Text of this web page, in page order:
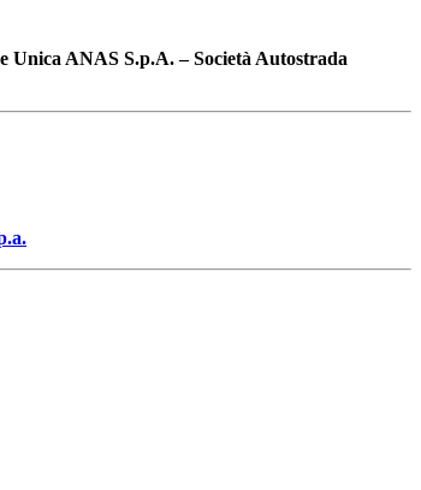
Unica ANAS S.p.A. – Società Autostrada